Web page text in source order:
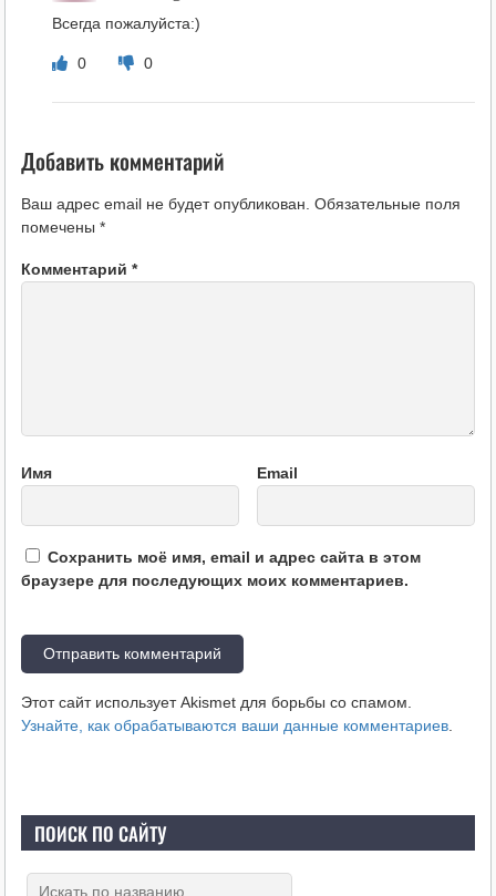
Всегда пожалуйста:)
0 0
Добавить комментарий
Ваш адрес email не будет опубликован. Обязательные поля
помечены *
Комментарий *
Имя Email
Сохранить моё имя, email и адрес сайта в этом
браузере для последующих моих комментариев.
Этот сайт использует Akismet для борьбы со спамом.
Узнайте, как обрабатываются ваши данные комментариев.
ПОИСК ПО САЙТУ